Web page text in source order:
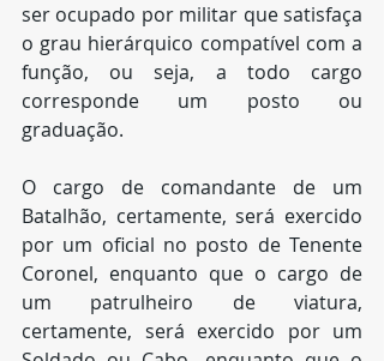
ser ocupado por militar que satisfaça
o grau hierárquico compatível com a
função, ou seja, a todo cargo
corresponde um posto ou
graduação.
O cargo de comandante de um
Batalhão, certamente, será exercido
por um oficial no posto de Tenente
Coronel, enquanto que o cargo de
um patrulheiro de viatura,
certamente, será exercido por um